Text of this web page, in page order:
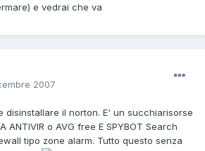
e vedrai che va
2007
disinstallare il norton. E' un succhiarisorse
ANTIVIR o AVG free E SPYBOT Search
tipo zone alarm. Tutto questo senza